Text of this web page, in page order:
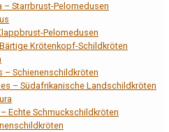
– Starrbrust-Pelomedusen
Pelomedusen
Krötenkopf-Schildkröten
– Schienenschildkröten
– Südafrikanische Landschildkröten
Echte Schmuckschildkröten